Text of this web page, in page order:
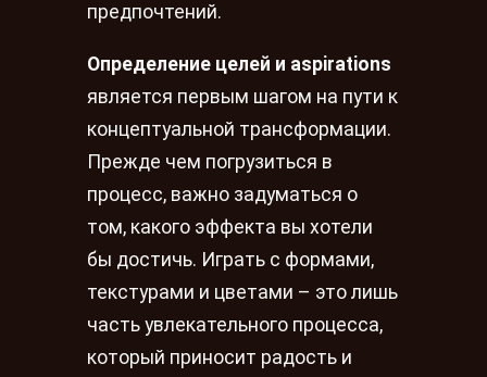
предпочтений.
Определение целей и aspirations
является первым шагом на пути к
концептуальной трансформации.
Прежде чем погрузиться в
процесс, важно задуматься о
том, какого эффекта вы хотели
бы достичь. Играть с формами,
текстурами и цветами – это лишь
часть увлекательного процесса,
который приносит радость и